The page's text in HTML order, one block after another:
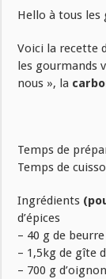
Hello à tous les
Voici la recette
les gourmands
nous », la
Temps de
Temps de
Ingrédients
d’épices
– 40 g de beurre
– 1,5kg de gîte
– 700 g